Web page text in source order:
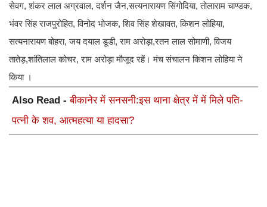
सेवग, शंकर लाल अग्रवाल, दर्शन जैन,सत्यनारायण सिंगोदिया, तोलाराम चाण्डक,
भंवर सिंह राजपुरोहित, विनोद भोजक, शिव सिंह शेखावत, किशन लोहिया,
सत्यनारायण बोहरा, जय दयाल डूडी, राम अरोड़ा,रतन लाल सोमाणी, विजय
तातेड़,शांतिलाल कोचर, राम अरोड़ा मौजूद रहें। मंच संचालन किशन लोहिया ने
किया ।
Also Read -बीकानेर में सनसनी:इस थाना क्षेत्र में में मिले पति-
पत्नी के शव, आत्महत्या या हादसा?